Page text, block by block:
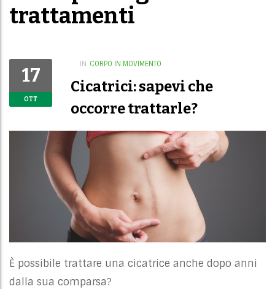
trattamenti
17
OTT
IN CORPO IN MOVIMENTO
Cicatrici: sapevi che
occorre trattarle?
È possibile trattare una cicatrice anche dopo anni
dalla sua comparsa?